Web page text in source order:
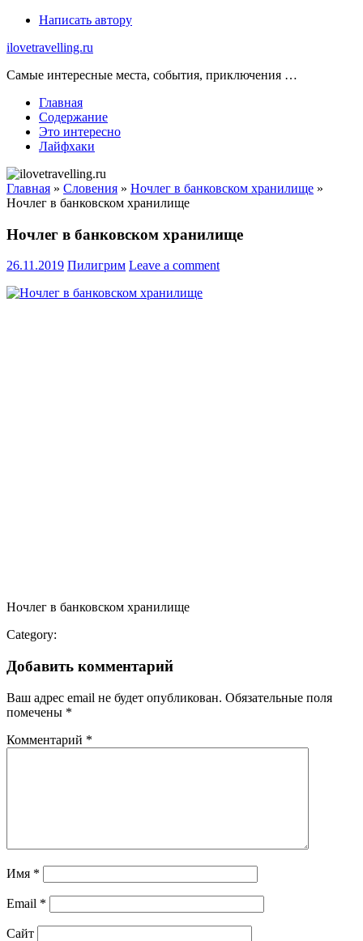
Skip
content
Написать автору
ilovetravelling.ru
Самые интересные места, события, приключения …
Главная
Содержание
Это интересно
Лайфхаки
Главная » Словения » Ночлег в банковском хранилище »
Ночлег в банковском хранилище
Ночлег в банковском хранилище
26.11.2019 Пилигрим Leave a comment
Ночлег в банковском хранилище
Category:
Добавить комментарий
Ваш адрес email не будет опубликован. Обязательные поля
помечены *
Комментарий *
Имя *
Email *
Сайт